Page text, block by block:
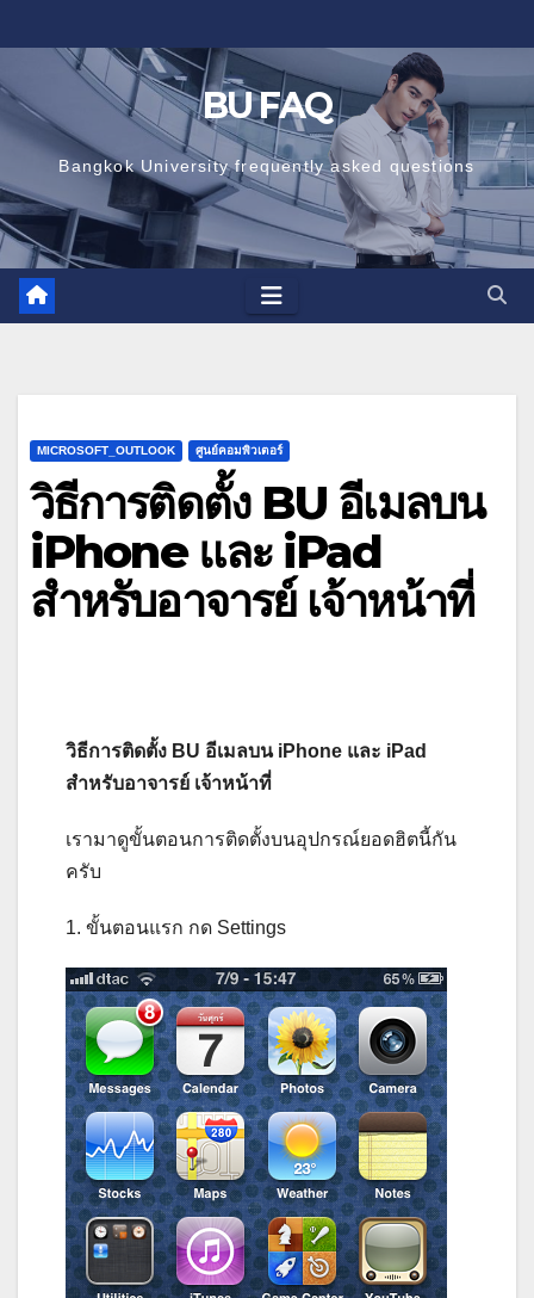
to
content
BU FAQ
Bangkok University frequently asked questions
MICROSOFT_OUTLOOK ศูนย์คอมพิวเตอร์
วิธีการติดตั้ง BU อีเมลบน
iPhone และ iPad
สำหรับอาจารย์ เจ้าหน้าที่
วิธีการติดตั้ง BU อีเมลบน iPhone และ iPad
สำหรับอาจารย์ เจ้าหน้าที่
เรามาดูขั้นตอนการติดตั้งบนอุปกรณ์ยอดฮิตนี้กัน
ครับ
1. ขั้นตอนแรก กด Settings